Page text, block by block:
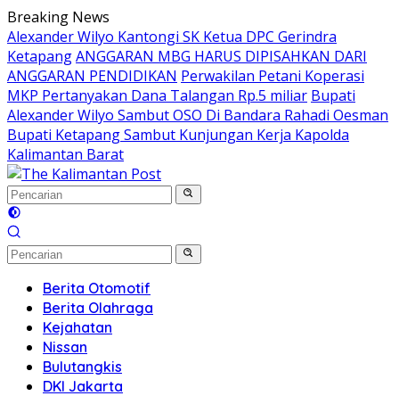
Langsung
ke
konten
Breaking News
Alexander Wilyo Kantongi SK Ketua DPC Gerindra
KetapangANGGARAN MBG HARUS DIPISAHKAN DARI
ANGGARAN PENDIDIKAN Perwakilan Petani Koperasi
MKP Pertanyakan Dana Talangan Rp.5 miliar Bupati
Alexander Wilyo Sambut OSO Di Bandara Rahadi Oesman
Bupati Ketapang Sambut Kunjungan Kerja Kapolda
Kalimantan Barat
Berita Otomotif
Berita Olahraga
Kejahatan
Nissan
Bulutangkis
DKI Jakarta